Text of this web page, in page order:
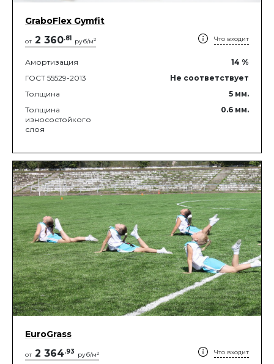
GraboFlex Gymfit
от 2 360.81 руб/м2 Что входит
Амортизация 14 %
ГОСТ 55529-2013
Не соответствует
Толщина
5 мм.
Толщина
износостойкого
слоя
0.6 мм.
EuroGrass
от 2 364.93 руб/м2 Что входит